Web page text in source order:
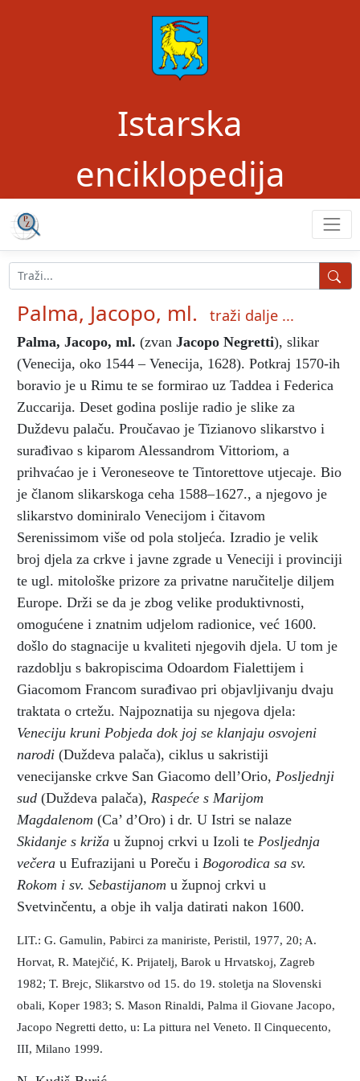
Istarska
enciklopedija
Palma, Jacopo, ml. traži dalje ...
Palma, Jacopo, ml. (zvan Jacopo Negretti), slikar
(Venecija, oko 1544 – Venecija, 1628). Potkraj 1570-ih
boravio je u Rimu te se formirao uz Taddea i Federica
Zuccarija. Deset godina poslije radio je slike za
Duždevu palaču. Proučavao je Tizianovo slikarstvo i
surađivao s kiparom Alessandrom Vittoriom, a
prihvaćao je i Veroneseove te Tintorettove utjecaje. Bio
je članom slikarskoga ceha 1588–1627., a njegovo je
slikarstvo dominiralo Venecijom i čitavom
Serenissimom više od pola stoljeća. Izradio je velik
broj djela za crkve i javne zgrade u Veneciji i provinciji
te ugl. mitološke prizore za privatne naručitelje diljem
Europe. Drži se da je zbog velike produktivnosti,
omogućene i znatnim udjelom radionice, već 1600.
došlo do stagnacije u kvaliteti njegovih djela. U tom je
razdoblju s bakropiscima Odoardom Fialettijem i
Giacomom Francom surađivao pri objavljivanju dvaju
traktata o crtežu. Najpoznatija su njegova djela:
Veneciju kruni Pobjeda dok joj se klanjaju osvojeni
narodi (Duždeva palača), ciklus u sakristiji
venecijanske crkve San Giacomo dell’Orio, Posljednji
sud (Duždeva palača), Raspeće s Marijom
Magdalenom (Ca’ d’Oro) i dr. U Istri se nalaze
Skidanje s križa u župnoj crkvi u Izoli te Posljednja
večera u Eufrazijani u Poreču i Bogorodica sa sv.
Rokom i sv. Sebastijanom u župnoj crkvi u
Svetvinčentu, a obje ih valja datirati nakon 1600.
LIT.: G. Gamulin, Pabirci za maniriste, Peristil, 1977, 20; A.
Horvat, R. Matejčić, K. Prijatelj, Barok u Hrvatskoj, Zagreb
1982; T. Brejc, Slikarstvo od 15. do 19. stoletja na Slovenski
obali, Koper 1983; S. Mason Rinaldi, Palma il Giovane Jacopo,
Jacopo Negretti detto, u: La pittura nel Veneto. Il Cinquecento,
III, Milano 1999.